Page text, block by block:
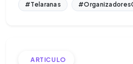
#Telaranas
ARTICULO